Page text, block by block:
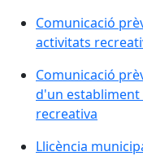
Comunicació
activitats
Comunicació
d'un establiment
recreativa
Llicència